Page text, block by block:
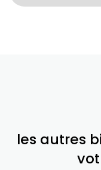
les autres